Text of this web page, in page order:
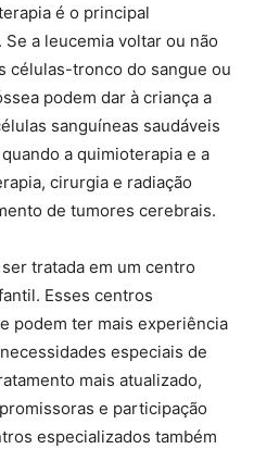
é o principal
a leucemia voltar ou não
células-tronco do sangue ou
podem dar à criança a
sanguíneas saudáveis
a quimioterapia e a
cirurgia e radiação
de tumores cerebrais.
tratada em um centro
Esses centros
podem ter mais experiência
especiais de
mais atualizado,
e participação
especializados também